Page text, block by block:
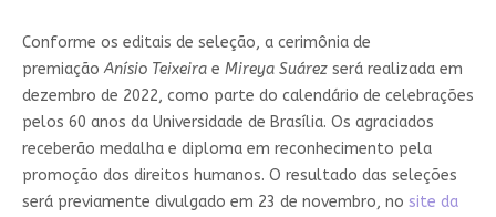
Conforme os editais de seleção, a cerimônia de
premiaçãoAnísio Teixeirae Mireya Suárezserá realizada em
dezembro de 2022, como parte do calendário de celebrações
pelos 60 anos da Universidade de Brasília. Os agraciados
receberão medalha e diploma em reconhecimento pela
promoção dos direitos humanos. O resultado das seleções
será previamente divulgado em 23 de novembro, no site da